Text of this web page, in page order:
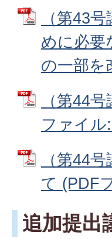
（第43
めに必要
の一部を
（第44
ファイル
（第44
て (PDF
追加提出